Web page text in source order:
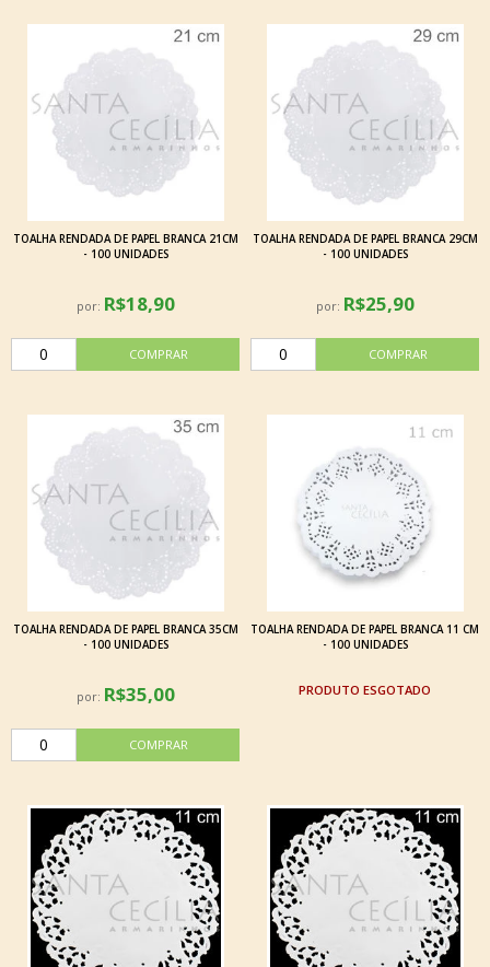
TOALHA RENDADA DE PAPEL BRANCA 21CM
- 100 UNIDADES
por: R$18,90
TOALHA RENDADA DE PAPEL BRANCA 29CM
- 100 UNIDADES
por: R$25,90
TOALHA RENDADA DE PAPEL BRANCA 35CM
- 100 UNIDADES
por: R$35,00
TOALHA RENDADA DE PAPEL BRANCA 11 CM
- 100 UNIDADES
ESGOTADO